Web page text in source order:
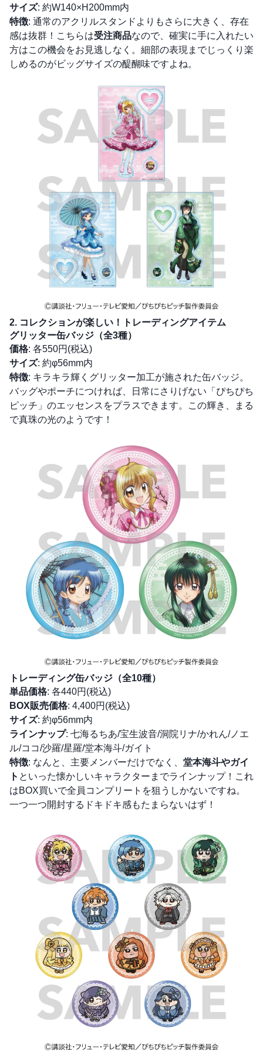
サイズ: 約W140×H200mm内
特徴: 通常のアクリルスタンドよりもさらに大きく、存在
感は抜群！こちらは受注商品なので、確実に手に入れたい
方はこの機会をお見逃しなく。細部の表現までじっくり楽
しめるのがビッグサイズの醍醐味ですよね。
2. コレクションが楽しい！トレーディングアイテム
グリッター缶バッジ（全3種）
価格: 各550円(税込)
サイズ: 約φ56mm内
特徴: キラキラ輝くグリッター加工が施された缶バッジ。
バッグやポーチにつければ、日常にさりげない「ぴちぴち
ピッチ」のエッセンスをプラスできます。この輝き、まる
で真珠の光のようです！
トレーディング缶バッジ（全10種）
単品価格: 各440円(税込)
BOX販売価格: 4,400円(税込)
サイズ: 約φ56mm内
ラインナップ: 七海るちあ/宝生波音/洞院リナ/かれん/ノエ
ル/ココ/沙羅/星羅/堂本海斗/ガイト
特徴: なんと、主要メンバーだけでなく、 堂本海斗やガイ
ト といった懐かしいキャラクターまでラインナップ！これ
はBOX買いで全員コンプリートを狙うしかないですね。
一つ一つ開封するドキドキ感もたまらないはず！